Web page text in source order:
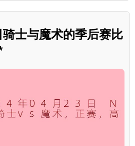
士与魔术的季后赛比